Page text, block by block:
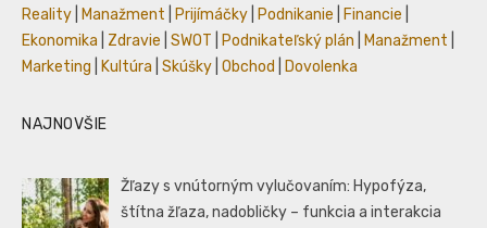
Reality
Manažment Prijímáčky Podnikanie Financie
Ekonomika
Zdravie SWOT Podnikateľský plán Manažment
Marketing
Kultúra Skúšky Obchod Dovolenka
NAJNOVŠIE
Žľazy s vnútorným vylučovaním: Hypofýza,
štítna žľaza, nadobličky – funkcia a interakcia